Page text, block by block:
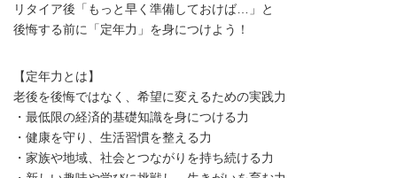
リタイア後「もっと早く準備しておけば…」と
後悔する前に「定年力」を身につけよう！
【定年力とは】
老後を後悔ではなく、希望に変えるための実践力
・最低限の経済的基礎知識を身につける力
・健康を守り、生活習慣を整える力
・家族や地域、社会とつながりを持ち続ける力